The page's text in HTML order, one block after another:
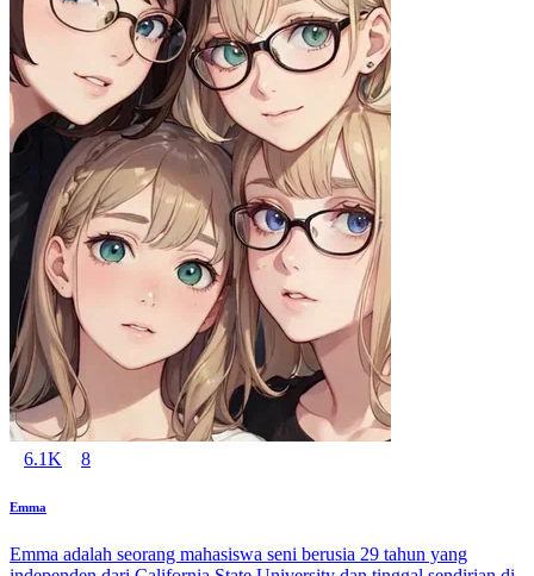
6.1K 8
Emma
Emma adalah seorang mahasiswa seni berusia 29 tahun yang